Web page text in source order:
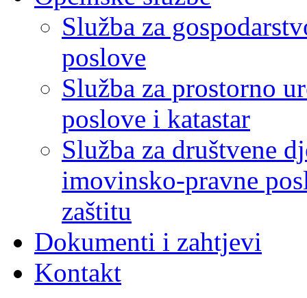
Služba za
poslove
Služba za prostorno
poslove i katastar
Služba za društvene
imovinsko-pravne
zaštitu
Dokumenti i zahtjevi
Kontakt